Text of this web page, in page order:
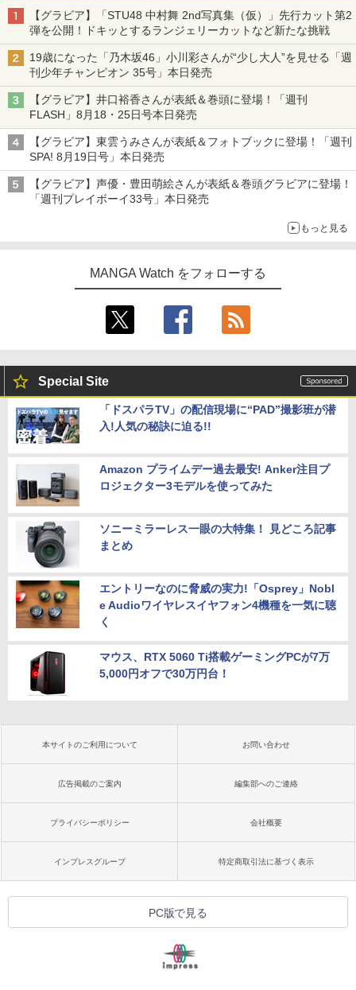
【グラビア】「STU48 中村舞 2nd写真集（仮）」先行カット第2
弾を公開！ドキッとするランジェリーカットなど新たな挑戦
19歳になった「乃木坂46」小川彩さんが“少し大人”を見せる「週
刊少年チャンピオン 35号」本日発売
【グラビア】井口裕香さんが表紙＆巻頭に登場！「週刊
FLASH」8月18・25日号本日発売
【グラビア】東雲うみさんが表紙＆フォトブックに登場！「週刊
SPA! 8月19日号」本日発売
【グラビア】声優・豊田萌絵さんが表紙＆巻頭グラビアに登場！
「週刊プレイボーイ33号」本日発売
もっと見る
MANGA Watch をフォローする
Special Site
「ドスパラTV」の配信現場に“PAD”撮影班が潜
入!人気の秘訣に迫る!!
Amazon プライムデー過去最安! Anker注目プ
ロジェクター3モデルを使ってみた
ソニーミラーレス一眼の大特集！ 見どころ記事
まとめ
エントリーなのに脅威の実力!「Osprey」Nobl
e Audioワイヤレスイヤフォン4機種を一気に聴
く
マウス、RTX 5060 Ti搭載ゲーミングPCが7万
5,000円オフで30万円台！
本サイトのご利用について お問い合わせ
広告掲載のご案内 編集部へのご連絡
プライバシーポリシー 会社概要
インプレスグループ 特定商取引法に基づく表示
PC版で見る